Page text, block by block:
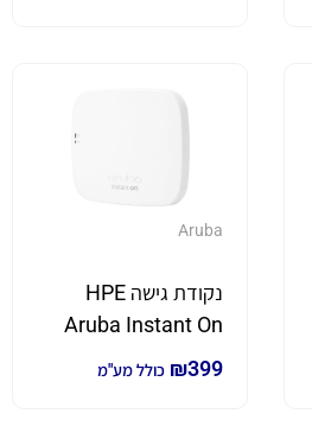
Aruba
נקודת גישה HPE
Aruba Instant On
₪399 כולל מע"מ